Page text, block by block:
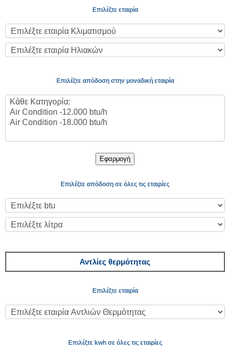
Επιλέξτε εταιρία
Επιλέξτε απόδοση στην μοναδική εταιρία
Εφαρμογή
Επιλέξτε απόδοση σε όλες τις εταιρίες
Αντλίες θερμότητας
Επιλέξτε εταιρία
Επιλέξτε kwh σε όλες τις εταιρίες